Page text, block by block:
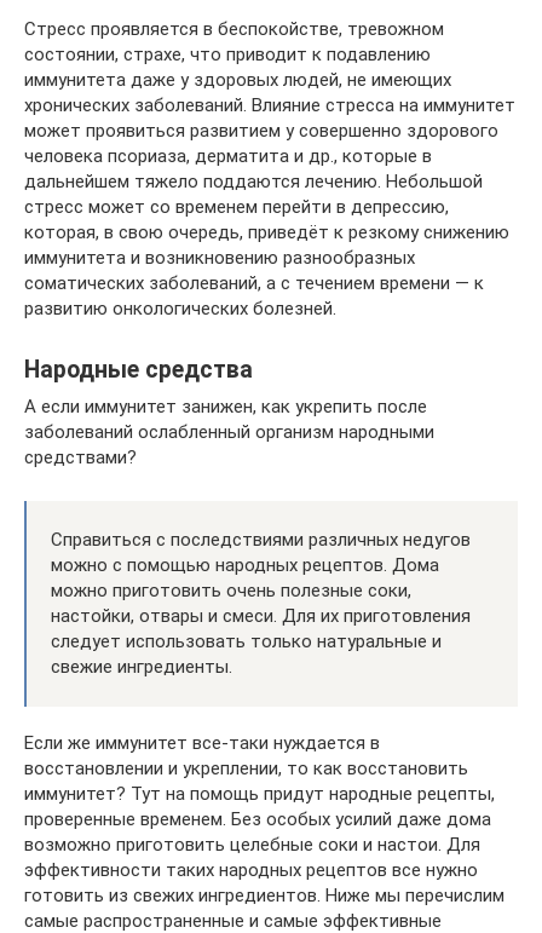
Стресс проявляется в беспокойстве, тревожном
состоянии, страхе, что приводит к подавлению
иммунитета даже у здоровых людей, не имеющих
хронических заболеваний. Влияние стресса на иммунитет
может проявиться развитием у совершенно здорового
человека псориаза, дерматита и др., которые в
дальнейшем тяжело поддаются лечению. Небольшой
стресс может со временем перейти в депрессию,
которая, в свою очередь, приведёт к резкому снижению
иммунитета и возникновению разнообразных
соматических заболеваний, а с течением времени — к
развитию онкологических болезней.
Народные средства
А если иммунитет занижен, как укрепить после
заболеваний ослабленный организм народными
средствами?
Справиться с последствиями различных недугов
можно с помощью народных рецептов. Дома
можно приготовить очень полезные соки,
настойки, отвары и смеси. Для их приготовления
следует использовать только натуральные и
свежие ингредиенты.
Если же иммунитет все-таки нуждается в
восстановлении и укреплении, то как восстановить
иммунитет? Тут на помощь придут народные рецепты,
проверенные временем. Без особых усилий даже дома
возможно приготовить целебные соки и настои. Для
эффективности таких народных рецептов все нужно
готовить из свежих ингредиентов. Ниже мы перечислим
самые распространенные и самые эффективные